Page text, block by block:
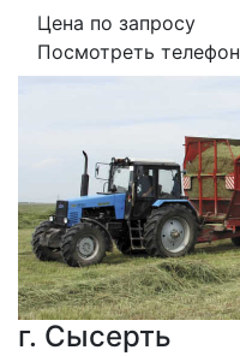
Цена по запросу
Посмотреть телефон
г. Сысерть